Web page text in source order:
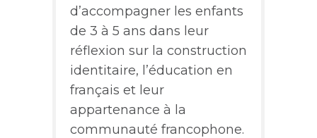
d’accompagner les enfants
de 3 à 5 ans dans leur
réflexion sur la construction
identitaire, l’éducation en
français et leur
appartenance à la
communauté francophone.